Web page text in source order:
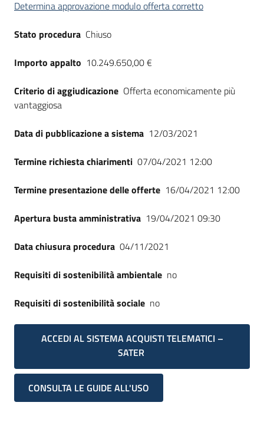
Determina approvazione modulo offerta corretto
Stato procedura Chiuso
Importo appalto 10.249.650,00 €
Criterio di aggiudicazione Offerta economicamente più
vantaggiosa
Data di pubblicazione a sistema 12/03/2021
Termine richiesta chiarimenti 07/04/2021 12:00
Termine presentazione delle offerte 16/04/2021 12:00
Apertura busta amministrativa 19/04/2021 09:30
Data chiusura procedura 04/11/2021
Requisiti di sostenibilità ambientale no
Requisiti di sostenibilità sociale no
ACCEDI AL SISTEMA ACQUISTI TELEMATICI –
SATER
CONSULTA LE GUIDE ALL'USO